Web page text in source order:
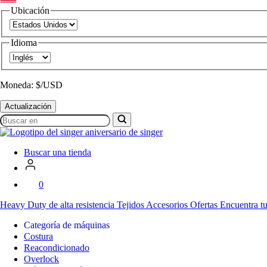
Ubicación
Idioma
Moneda: $/USD
Actualización
Buscar
en
SVP
WorldwideBuscar una tienda
0
Heavy Duty de alta resistencia Tejidos Accesorios Ofertas Encuentra
Categoría de máquinas
Costura
Reacondicionado
Overlock